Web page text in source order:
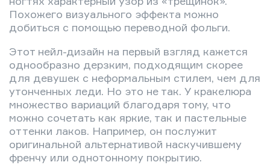
Похожего визуального эффекта можно
добиться с помощью переводной фольги.
Этот нейл-дизайн на первый взгляд кажется
однообразно дерзким, подходящим скорее
для девушек с неформальным стилем, чем для
утонченных леди. Но это не так. У кракелюра
множество вариаций благодаря тому, что
можно сочетать как яркие, так и пастельные
оттенки лаков. Например, он послужит
оригинальной альтернативой наскучившему
френчу или однотонному покрытию.